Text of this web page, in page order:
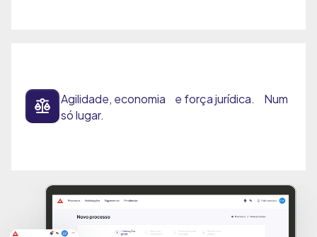
Agilidade, economia e força jurídica. Num
só lugar.